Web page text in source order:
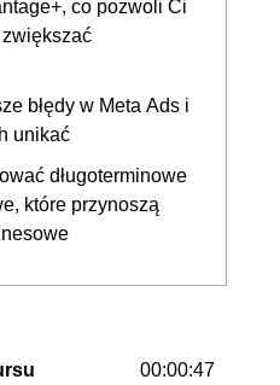
co pozwoli Ci
błędy w Meta Ads i
unikać
długoterminowe
które przynoszą
00:00:47